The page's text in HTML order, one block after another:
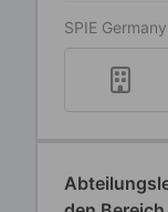
SPIE